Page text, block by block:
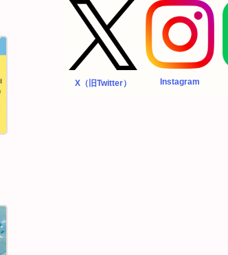
X（旧Twitter） Instagram